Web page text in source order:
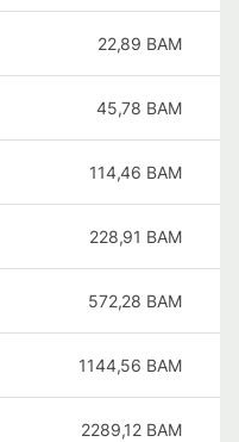
22,89 BAM
45,78 BAM
114,46 BAM
228,91 BAM
572,28 BAM
1144,56 BAM
2289,12 BAM